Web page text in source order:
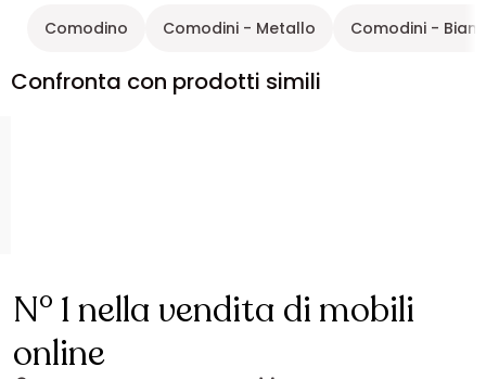
Comodino Comodini - Metallo Comodini -
Confronta con prodotti simili
N° 1 nella vendita di mobili
online